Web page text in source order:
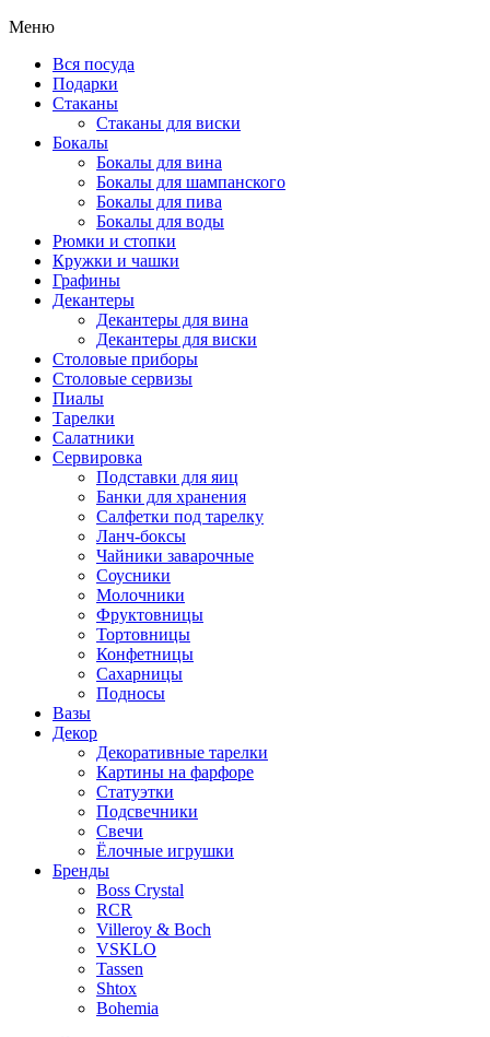
Меню
Вся посуда
Подарки
Стаканы
Стаканы для виски
Бокалы
Бокалы для вина
Бокалы для шампанского
Бокалы для пива
Бокалы для воды
Рюмки и стопки
Кружки и чашки
Графины
Декантеры
Декантеры для вина
Декантеры для виски
Столовые приборы
Столовые сервизы
Пиалы
Тарелки
Салатники
Сервировка
Подставки для яиц
Банки для хранения
Салфетки под тарелку
Ланч-боксы
Чайники заварочные
Соусники
Молочники
Фруктовницы
Тортовницы
Конфетницы
Сахарницы
Подносы
Вазы
Декор
Декоративные тарелки
Картины на фарфоре
Статуэтки
Подсвечники
Свечи
Ёлочные игрушки
Бренды
Boss Crystal
RCR
Villeroy & Boch
VSKLO
Tassen
Shtox
Bohemia